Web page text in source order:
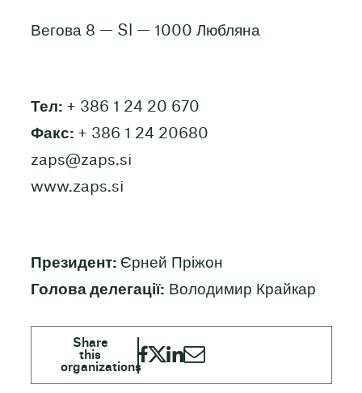
Вегова 8 — Sl — 1000 Любляна
Тел: + 386 1 24 20 670
Факс: + 386 1 24 20680
zaps@zaps.si
www.zaps.si
Президент: Єрней Пріжон
Голова делегації: Володимир Крайкар